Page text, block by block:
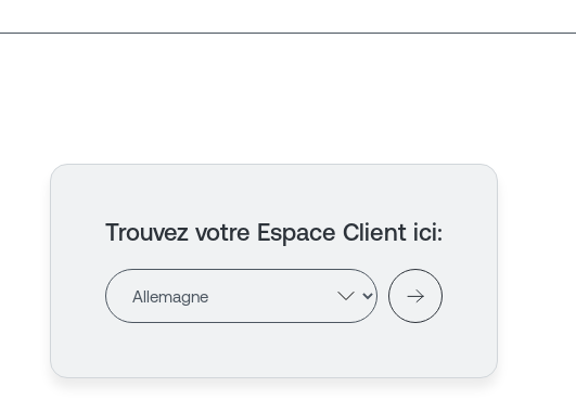
Trouvez votre Espace Client ici: